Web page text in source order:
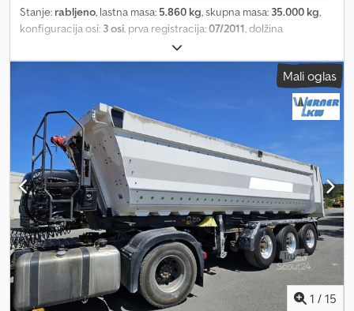
Stanje: rabljeno, lastna masa: 5.860 kg, skupna masa: 35.000 kg,
konfiguracija osi: 3 osi, prva registracija:07/2011, dolžina
, širina tovornega prostora:
mm, višina nakladalnega prostora:1.800 mm, prostornina
385/65 R22,5,
, Diskovna
zavora EBS Nosilnost 29.140 kg Zračno vzmetenje Dno 7 mm –
stene 5 mm Cedozltvgjpfx Apvsrf z plastičnim dnom Osnova BPW
Platišča Alcoa Hidravlični sistem za dvig in spuščanje Zaščita proti
podrivu, zložljiva Mehanizem za izmetanje žita Pomična ponjava
Platforma Pridržana pravica do sprememb.
Mali oglas
1 / 15